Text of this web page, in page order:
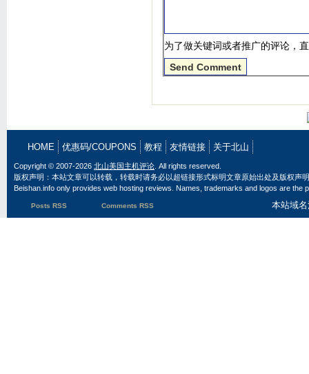
为了做关键词或者推广的评论，
HOME 优惠码/COUPONS 教程 友情链接 关于北山
Copyright © 2007-2026 北山美国主机评论 . All rights reserved.
版权声明：本站文章可以转载，转载时请务必以超链接形式标明文章原始出处及版权声
Beishan.info only provides web hosting reviews. Names, trademarks and logos are
Posts RSS Comments RSS 本站域